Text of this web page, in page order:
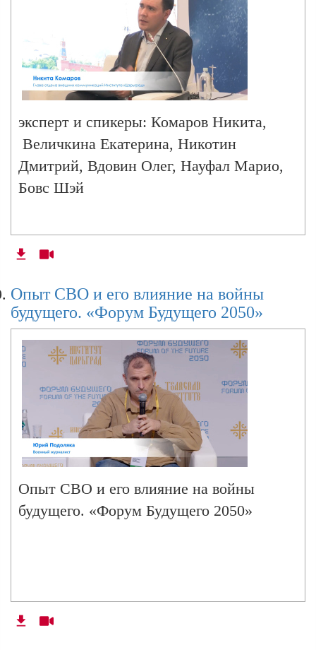
эксперт и спикеры: Комаров Никита,
Величкина Екатерина, Никотин
Дмитрий, Вдовин Олег, Науфал Марио,
Бовс Шэй
Опыт СВО и его влияние на войны
будущего. «Форум Будущего 2050»
Опыт СВО и его влияние на войны
будущего. «Форум Будущего 2050»